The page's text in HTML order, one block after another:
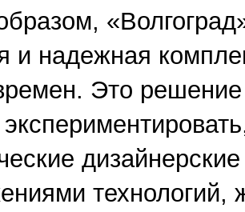
и надежная
Это решение
технологий,